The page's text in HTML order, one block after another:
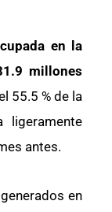
en la
millones
55.5 % de la
ligeramente
antes.
en